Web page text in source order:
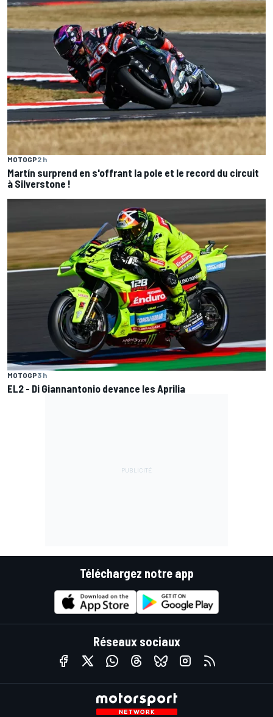
MOTOGP2 h
Martín surprend en s'offrant la pole et le record du circuit
à Silverstone !
MOTOGP3 h
EL2 - Di Giannantonio devance les Aprilia
Téléchargez notre app
Réseaux sociaux